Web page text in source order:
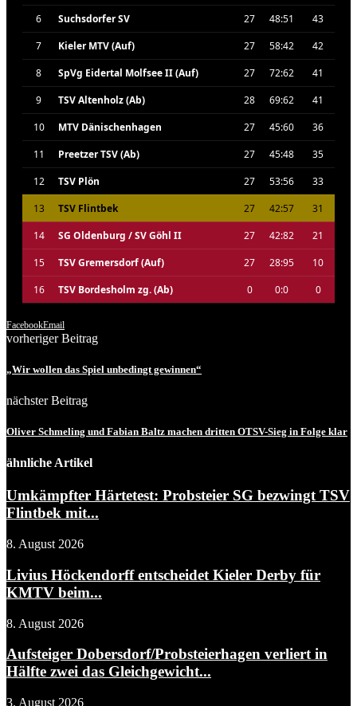
6
Suchsdorfer SV 27 48:51
43
7
Kieler MTV (Auf) 27 58:42
42
8
SpVg Eidertal Molfsee II (Auf) 27 72:62
41
9
TSV Altenholz (Ab) 28 69:62
41
10
MTV Dänischenhagen 27 45:60
36
11
Preetzer TSV (Ab) 27 45:48
35
12
TSV Plön 27 53:56
33
13
TSV Flintbek 27 42:57
31
14
SG Oldenburg / SV Göhl II 27 42:82
21
15
TSV Gremersdorf (Auf) 27 28:95
10
16
TSV Bordesholm zg. (Ab) 0 0:0 0
FacebookEmail
vorheriger Beitrag
„Wir wollen das Spiel unbedingt gewinnen“
nächster Beitrag
Oliver Schmeling und Fabian Baltz machen dritten OTSV-Sieg in Folge klar
ähnliche Artikel
Umkämpfter Härtetest: Probsteier SG bezwingt TSV
Flintbek mit...
8. August 2026
Livius Höckendorff entscheidet Kieler Derby für
KMTV beim...
8. August 2026
Aufsteiger Dobersdorf/Probsteierhagen verliert in
Hälfte zwei das Gleichgewicht...
3. August 2026